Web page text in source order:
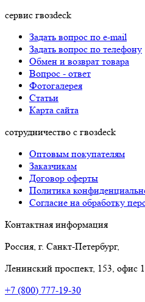
сервис гвозdeck
Задать вопрос по e-mail
Задать вопрос по телефону
Обмен и возврат товара
Вопрос - ответ
Фотогалерея
Статьи
Карта сайта
сотрудничество с гвозdeck
Оптовым покупателям
Заказчикам
Договор оферты
Политика
Согласие на обработку
Контактная информация
Россия, г. Санкт-Петербург,
Ленинский проспект, 153, офис
+7 (800) 777-19-30